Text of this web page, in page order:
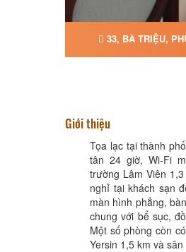
33, BÀ TRIỆU,
Giới thiệu
Tọa lạc tại thành
tân 24 giờ, Wi-Fi
trường Lâm Viên
nghỉ tại khách sạn
màn hình phẳng,
chung với bể sục,
Một số phòng còn
Yersin 1,5 km và